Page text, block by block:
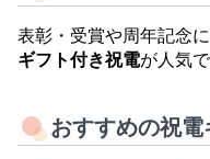
表彰・受賞や周年記念に
ギフト付き祝電が人気で
おすすめの祝電